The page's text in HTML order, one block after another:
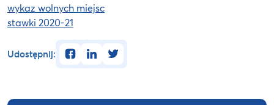
wykaz wolnych miejsc
stawki 2020-21
Udostępnij: facebooklinkedintwitter